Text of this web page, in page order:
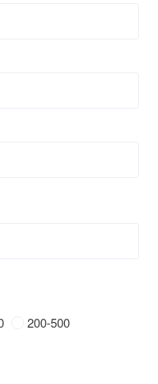
200-500